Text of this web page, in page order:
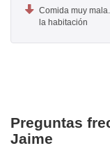
Comida muy
la habitación
Preguntas
Jaime